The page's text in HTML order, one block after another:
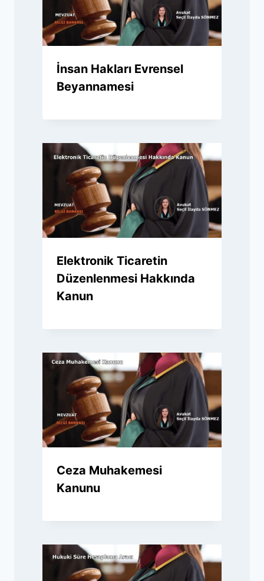
İnsan Hakları Evrensel
Beyannamesi
Elektronik Ticaretin
Düzenlenmesi Hakkında
Kanun
Ceza Muhakemesi
Kanunu